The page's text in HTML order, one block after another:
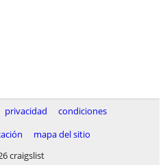
privacidad
condiciones
mapa del sitio
craigslist